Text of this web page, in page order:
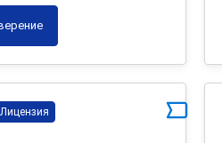
Лицензия